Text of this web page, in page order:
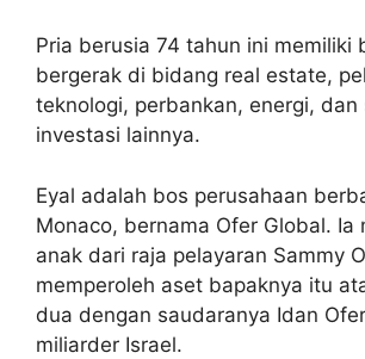
Pria berusia 74 tahun ini memiliki
bergerak di bidang real estate,
teknologi, perbankan, energi, dan
investasi lainnya.
Eyal adalah bos perusahaan
Monaco, bernama Ofer Global. Ia
anak dari raja pelayaran Sammy
memperoleh aset bapaknya itu
dua dengan saudaranya Idan
miliarder Israel.